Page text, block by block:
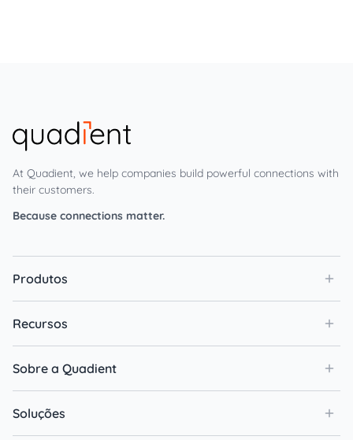
At Quadient, we help companies build powerful connections with
their customers.
Because connections matter.
Produtos
Recursos
Sobre a Quadient
Soluções